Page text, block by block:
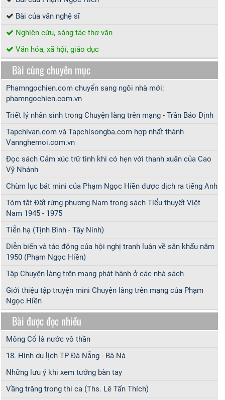
Bài của văn nghệ sĩ
Nghiên cứu, sáng tác thơ văn
Văn hóa, xã hội, giáo dục
Bài cùng chuyên mục
Phamngochien.com chuyển sang ngôi nhà mới:
phamngochien.com.vn
Triết lý nhân sinh trong Chuyện làng trên mạng - Trần Bảo Định
Tapchivan.com và Tapchisongba.com hợp nhất thành
Vannghemoi.com.vn
Đọc sách Cảm xúc trữ tình khi có hẹn với thanh xuân của Cao
Vỹ Nhánh
Chùm lục bát mini của Phạm Ngọc Hiền được dịch ra tiếng Anh
Tóm tắt Đất rừng phương Nam trong sách Tiểu thuyết Việt
Nam 1945 - 1975
Tiễn hạ (Tịnh Bình - Tây Ninh)
Diễn biến và tác động của hội nghị tranh luận về sân khấu năm
1950 (Phạm Ngọc Hiền)
Tập Chuyện làng trên mạng phát hành ở các nhà sách
Giới thiệu tập truyện mini Chuyện làng trên mạng của Phạm
Ngọc Hiền
Bài được đọc nhiều
Mông Cổ là nước vô thần
18. Hình du lịch TP Đà Nẵng - Bà Nà
Những lưu ý khi xem tướng bàn tay
Vầng trăng trong thi ca (Ths. Lê Tấn Thích)